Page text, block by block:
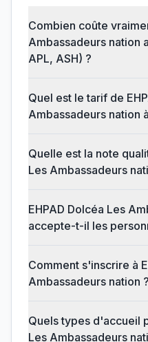
Combien coûte
Ambassadeurs nation
APL, ASH) ?
Quel est le tarif de
Ambassadeurs nation
Quelle est la note
Les Ambassadeurs
EHPAD Dolcéa Les
accepte-t-il les
Comment s'inscrire à
Ambassadeurs nation ?
Quels types d'accueil
Les Ambassadeurs